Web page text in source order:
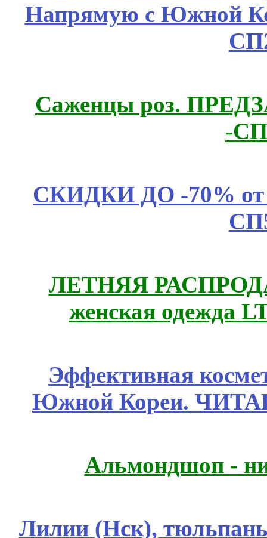
Напрямую с Южной
Саженцы роз.
-
СКИДКИ ДО -70%
ЛЕТНЯЯ
женская одежда
Эффективная
Южной Кореи.
Альмондшоп -
Лилии (Нск),